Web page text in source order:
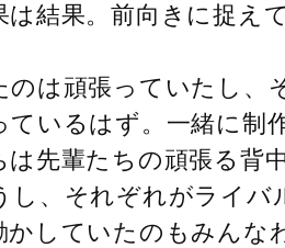
は結果。前向きに捉え
のは頑張っていたし、
ているはず。一緒に制
は先輩たちの頑張る背
し、それぞれがライバ
かしていたのもみんな